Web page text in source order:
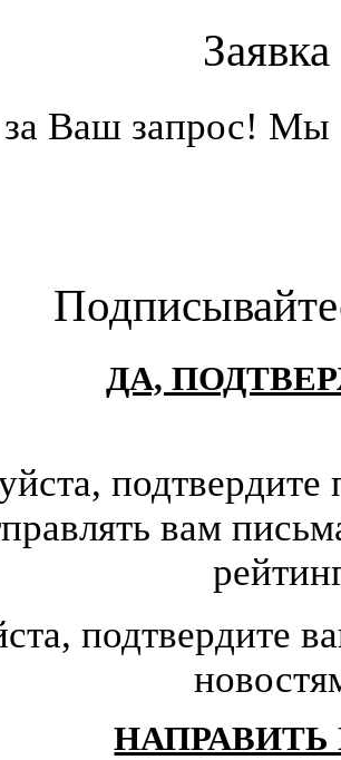
за Ваш запрос!
ДА,
вам
подтвердите